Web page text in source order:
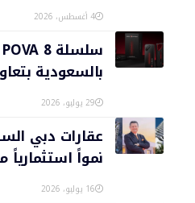
4 أغسطس، 2026
بالسعودية
29 يوليو، 2026
عقارات دبي
نمواً
16 يوليو، 2026